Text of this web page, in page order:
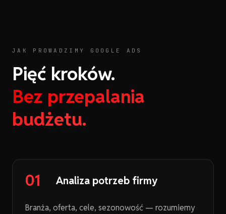
JAK PROWADZIMY GOOGLE ADS
Pięć kroków.
Bez przepalania
budżetu.
01 Analiza potrzeb firmy
Branża, oferta, cele, sezonowość — rozumiemy